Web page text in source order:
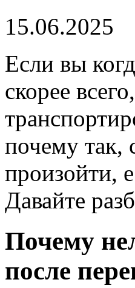
15.06.2025
Если вы
скорее
почему так,
произойти,
Давайте
Почему
после